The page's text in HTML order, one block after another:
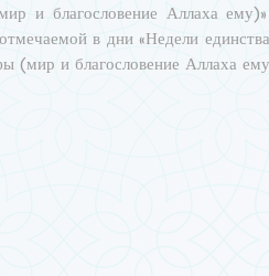
и благословение Аллаха
в дни «Недели
(мир и благословение Аллаха